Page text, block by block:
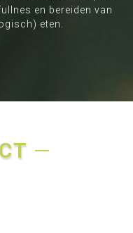
en bereiden van
eten.